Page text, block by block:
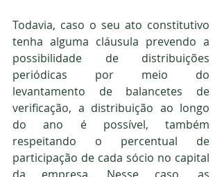
Todavia, caso o seu ato constitutivo
tenha alguma cláusula prevendo a
possibilidade de distribuições
periódicas por meio do
levantamento de balancetes de
verificação, a distribuição ao longo
do ano é possível, também
respeitando o percentual de
participação de cada sócio no capital